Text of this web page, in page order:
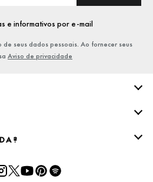
e informativos por e-mail
de seus dados pessoais. Ao fornecer seus
Aviso de privacidade